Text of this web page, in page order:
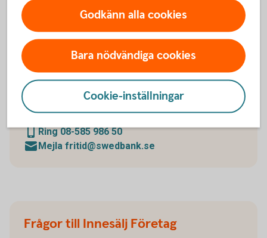
Välkomna att kontakta oss vid
frågor
Frågor till Innesälj Privat
Öppettider: vardagar klockan 09.00-17.00.
Ring 08-585 986 50
Mejla fritid@swedbank.se
Frågor till Innesälj Företag
Godkänn alla cookies
Bara nödvändiga cookies
Cookie-inställningar